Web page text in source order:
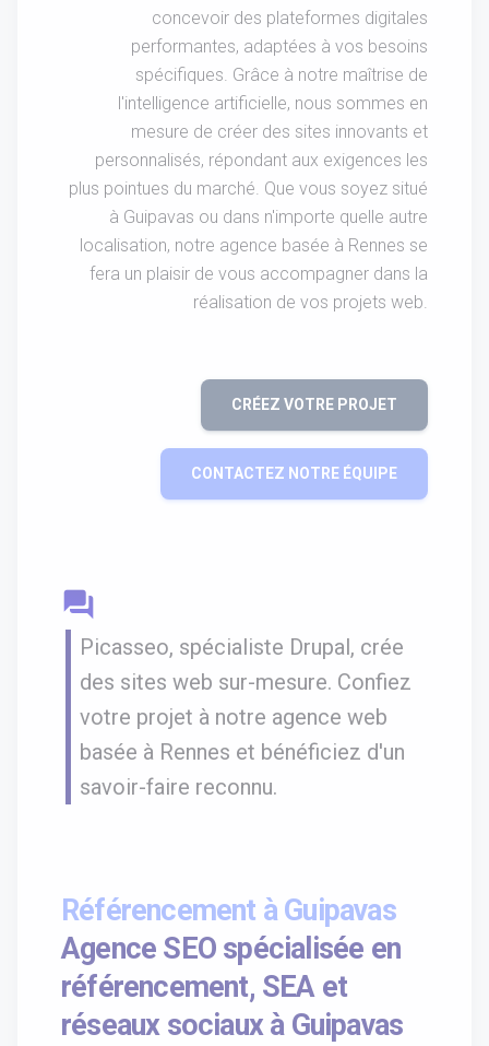
concevoir des plateformes digitales
performantes, adaptées à vos besoins
spécifiques. Grâce à notre maîtrise de
l'intelligence artificielle, nous sommes en
mesure de créer des sites innovants et
personnalisés, répondant aux exigences les
plus pointues du marché. Que vous soyez situé
à Guipavas ou dans n'importe quelle autre
localisation, notre agence basée à Rennes se
fera un plaisir de vous accompagner dans la
réalisation de vos projets web.
CRÉEZ VOTRE PROJET
CONTACTEZ NOTRE ÉQUIPE
question_answer
Picasseo, spécialiste Drupal, crée
des sites web sur-mesure. Confiez
votre projet à notre agence web
basée à Rennes et bénéficiez d'un
savoir-faire reconnu.
Référencement à Guipavas
Agence SEO spécialisée en
référencement, SEA et
réseaux sociaux à Guipavas